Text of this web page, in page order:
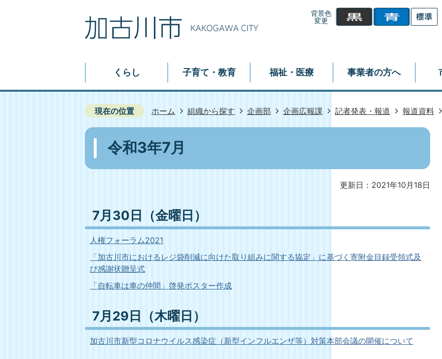
背景色
変更
くらし 子育て・教育 福祉・医療 事業者の方へ
現在の位置 ホーム 組織から探す 企画部 企画広報課 記者発表・報道 報道資料
令和3年7月
更新日：2021年10月18日
7月30日（金曜日）
人権フォーラム2021
「加古川市におけるレジ袋削減に向けた取り組みに関する協定」に基づく寄附金目録受領式及
び感謝状贈呈式
「自転車は車の仲間」啓発ポスター作成
7月29日（木曜日）
加古川市新型コロナウイルス感染症（新型インフルエンザ等）対策本部会議の開催について